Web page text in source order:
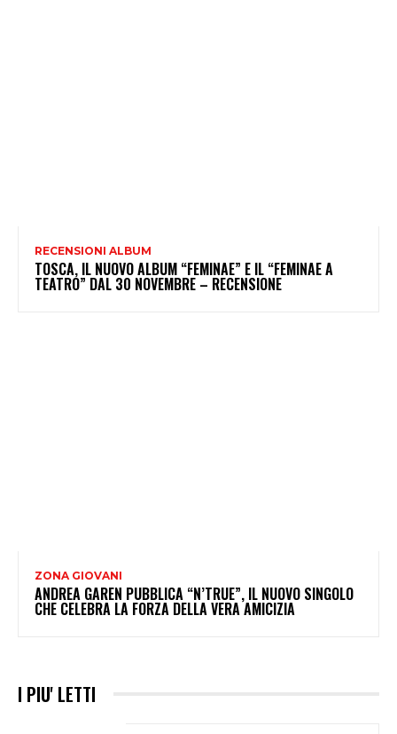
RECENSIONI ALBUM
TOSCA, IL NUOVO ALBUM “FEMINAE” E IL “FEMINAE A
TEATRO” DAL 30 NOVEMBRE – RECENSIONE
ZONA GIOVANI
ANDREA GAREN PUBBLICA “N’TRUE”, IL NUOVO SINGOLO
CHE CELEBRA LA FORZA DELLA VERA AMICIZIA
I PIU' LETTI